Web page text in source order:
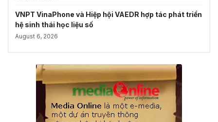
VNPT VinaPhone và Hiệp hội VAEDR hợp tác phát triển
hệ sinh thái học liệu số
August 6, 2026